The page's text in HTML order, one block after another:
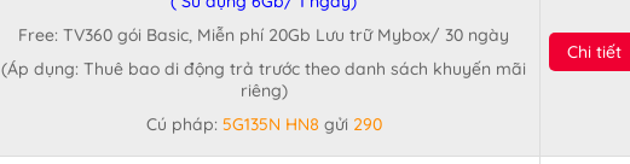
Free: TV360 gói Basic, Miễn phí 20Gb Lưu trữ Mybox/ 30 ngày
(Áp dụng: Thuê bao di động trả trước theo danh sách khuyến mãi
riêng)
Cú pháp: 5G135N HN8 gửi 290
Chi tiết